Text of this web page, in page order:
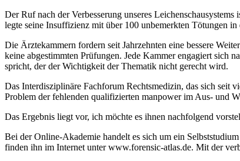
Der Ruf nach der Verbesserung unseres
legte seine Insuffizienz mit über 100 unbemerkten Tötungen
Die Ärztekammern fordern seit Jahrzehnten eine bessere
keine abgestimmten Prüfungen. Jede Kammer engagiert sich
spricht, der der Wichtigkeit der Thematik nicht gerecht wird.
Das Interdisziplinäre Fachforum Rechtsmedizin, das sich seit
Problem der fehlenden qualifizierten manpower im Aus- und
Das Ergebnis liegt vor, ich möchte es ihnen nachfolgend
Bei der Online-Akademie handelt es sich um ein
finden ihn im Internet unter www.forensic-atlas.de. Mit der